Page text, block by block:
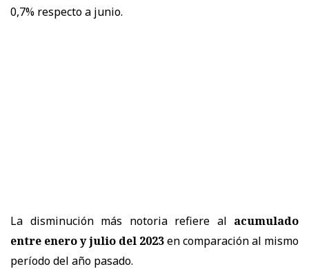
0,7% respecto a junio.
La disminución más notoria refiere al acumulado
entre enero y julio del 2023en comparación al mismo
período del año pasado.